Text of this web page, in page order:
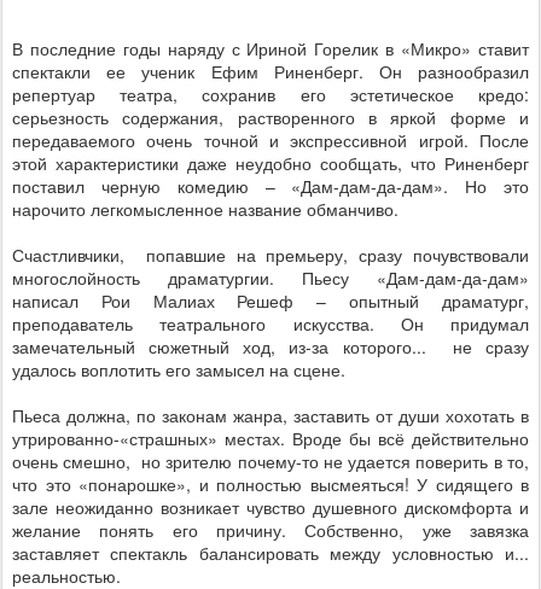
В последние годы наряду с Ириной Горелик в «Микро» ставит
спектакли ее ученик Ефим Риненберг. Он разнообразил
репертуар театра, сохранив его эстетическое кредо:
серьезность содержания, растворенного в яркой форме и
передаваемого очень точной и экспрессивной игрой. После
этой характеристики даже неудобно сообщать, что Риненберг
поставил черную комедию – «Дам-дам-да-дам». Но это
нарочито легкомысленное название обманчиво.
Счастливчики,
попавшие на премьеру, сразу почувствовали
многослойность драматургии. Пьесу «Дам-дам-да-дам»
написал Рои Малиах Решеф – опытный драматург,
преподаватель театрального искусства. Он придумал
замечательный сюжетный ход, из-за которого...
не сразу
удалось воплотить его замысел на сцене.
Пьеса должна, по законам жанра, заставить от души хохотать в
утрированно-«страшных» местах. Вроде бы всё действительно
очень смешно, но зрителю почему-то не удается поверить в то,
что это «понарошке», и полностью высмеяться! У сидящего в
зале неожиданно возникает чувство душевного дискомфорта и
желание понять его причину. Собственно, уже завязка
заставляет спектакль балансировать между условностью и...
реальностью.